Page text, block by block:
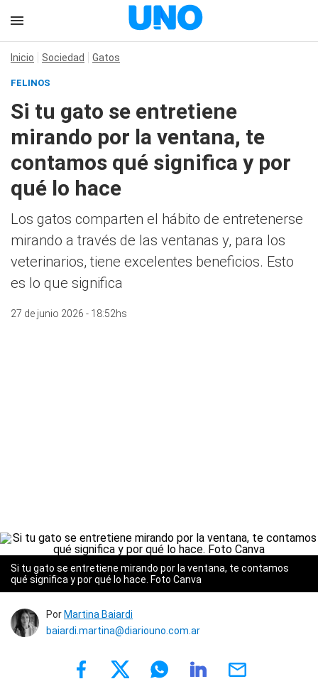
Inicio Sociedad Gatos
FELINOS
Si tu gato se entretiene
mirando por la ventana, te
contamos qué significa y por
qué lo hace
Los gatos comparten el hábito de entretenerse
mirando a través de las ventanas y, para los
veterinarios, tiene excelentes beneficios. Esto
es lo que significa
27 de junio 2026 - 18:52hs
Si tu gato se entretiene mirando por la ventana, te contamos
qué significa y por qué lo hace. Foto Canva
Por Martina Baiardi
baiardi.martina@diariouno.com.ar